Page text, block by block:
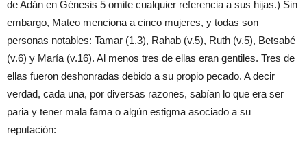
de Adán en Génesis 5 omite cualquier referencia a sus hijas.) Sin
embargo, Mateo menciona a cinco mujeres, y todas son
personas notables: Tamar (1.3), Rahab (v.5), Ruth (v.5), Betsabé
(v.6) y María (v.16). Al menos tres de ellas eran gentiles. Tres de
ellas fueron deshonradas debido a su propio pecado. A decir
verdad, cada una, por diversas razones, sabían lo que era ser
paria y tener mala fama o algún estigma asociado a su
reputación: